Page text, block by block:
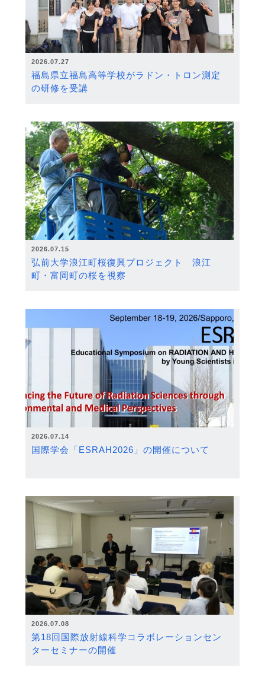
2026.07.27
福島県立福島高等学校がラドン・トロン測定
の研修を受講
2026.07.15
弘前大学浪江町桜復興プロジェクト 浪江
町・富岡町の桜を視察
2026.07.14
国際学会「ESRAH2026」の開催について
2026.07.08
第18回国際放射線科学コラボレーションセン
ターセミナーの開催